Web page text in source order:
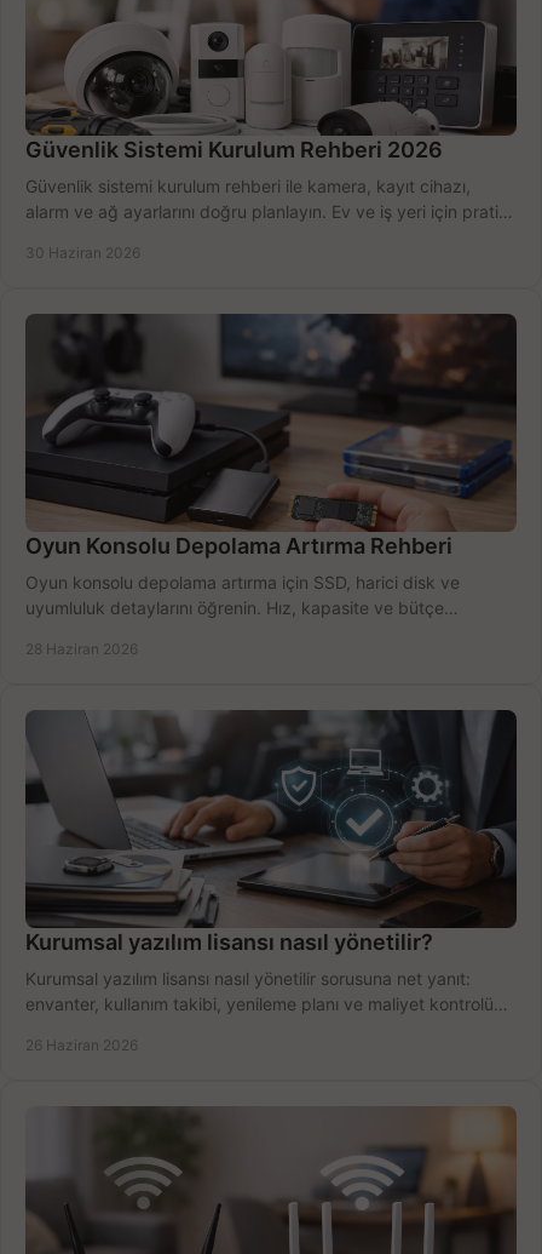
Güvenlik Sistemi Kurulum Rehberi 2026
Güvenlik sistemi kurulum rehberi ile kamera, kayıt cihazı,
alarm ve ağ ayarlarını doğru planlayın. Ev ve iş yeri için pratik
30 Haziran 2026
Oyun Konsolu Depolama Artırma Rehberi
Oyun konsolu depolama artırma için SSD, harici disk ve
uyumluluk detaylarını öğrenin. Hız, kapasite ve bütçe
28 Haziran 2026
Kurumsal yazılım lisansı nasıl yönetilir?
Kurumsal yazılım lisansı nasıl yönetilir sorusuna net yanıt:
envanter, kullanım takibi, yenileme planı ve maliyet kontrolü
26 Haziran 2026